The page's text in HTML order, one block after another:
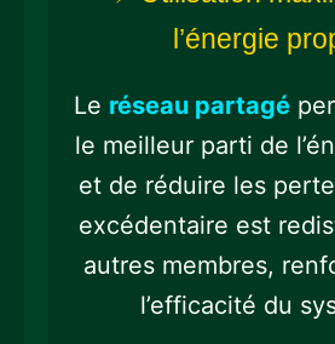
l’énergie
Le réseau partagé
le meilleur parti de
et de réduire les
excédentaire est
autres membres,
l’efficacité du